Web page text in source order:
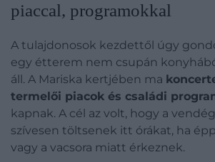
piaccal, programokkal
A tulajdonosok kezdettől úgy
egy étterem nem csupán
áll. A Mariska kertjében ma
termelői piacok és családi
kapnak. A cél az volt, hogy a
szívesen töltsenek itt órákat, ha
vagy a vacsora miatt érkeznek.